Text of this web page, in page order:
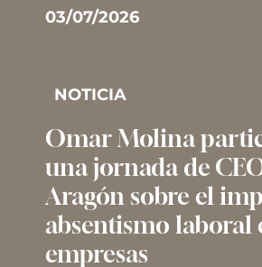
03/07/2026
NOTICIA
Omar Molina
una jornada de
Aragón sobre el
absentismo laboral
empresas